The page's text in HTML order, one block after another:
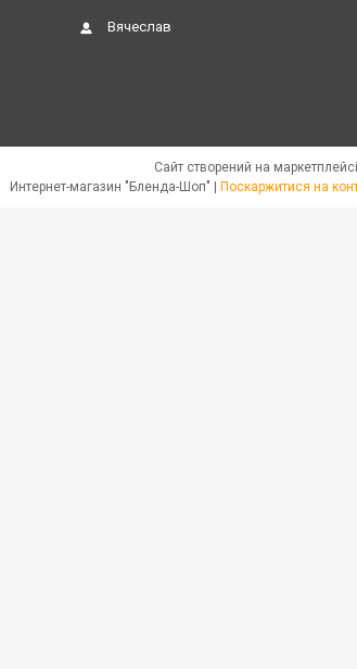
Вячеслав
Сайт створений на маркетплейсі
Поскаржитися на